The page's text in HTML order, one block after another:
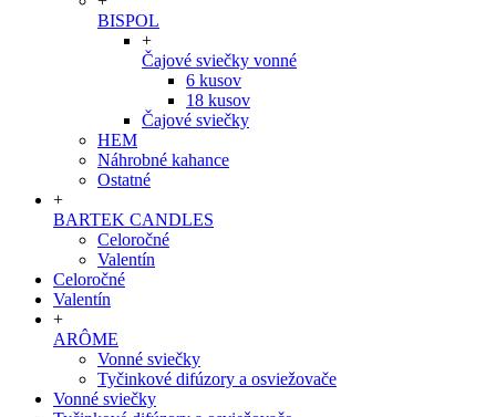
BISPOL
+
Čajové sviečky vonné
6 kusov
18 kusov
Čajové sviečky
HEM
Náhrobné kahance
Ostatné
+
BARTEK CANDLES
Celoročné
Valentín
Celoročné
Valentín
+
ARÔME
Vonné sviečky
Tyčinkové difúzory a osviežovače
Vonné sviečky